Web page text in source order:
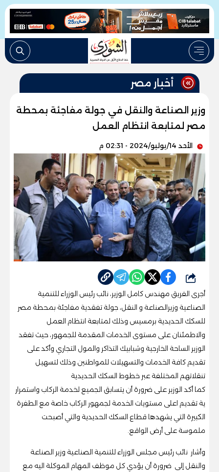
أخبار مصر
وزير الصناعة والنقل في جولة مفاجئة بمحطة
مصر لمتابعة انتظام العمل
الأحد 14/يوليو/2024 - 02:31 م
شارك
أجرى الفريق مهندس كامل الوزير، نائب رئيس الوزراء للتنمية
الصناعية وزيرالصناعة و النقل، جولة تفقدية مفاجئة بمحطة مصر
للسكك الحديدية برمسيس وذلك لمتابعة انتظام العمل
والاطمئنان على مستوى الخدمات المقدمة للجمهور، حيث تفقد
الوزير الساحة الخارجية وشبابيك التذاكر والمول التجاري وأكد على
تقديم كافة الخدمات والتسهيلات للمواطنين وذلك لتسهيل
تنقلاتهم المختلفة عبر خطوط السكك الحديدية
كما أكد الوزير على ضرورة أن يتسابق الجميع لخدمة الركاب واستمرار
ية تقديم اعلى مستويات الخدمة لجمهور الركاب خاصة مع الطفرة
الكبيرة التي يشهدها قطاع السكك الحديدية والتي أصبحت
ملموسة على أرض الواقع.
وأشار نائب رئيس مجلس الوزراء للتنمية الصناعية وزير الصناعة
والنقل إلى ضرورة أن يؤدي كل موظف المهام الموكلة اليه مع